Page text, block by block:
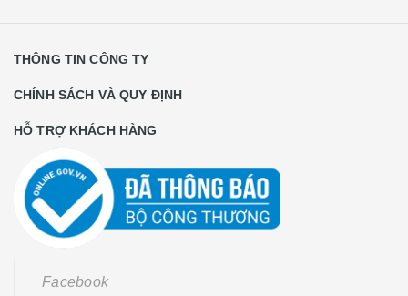
THÔNG TIN CÔNG TY
CHÍNH SÁCH VÀ QUY ĐỊNH
HỖ TRỢ KHÁCH HÀNG
Facebook